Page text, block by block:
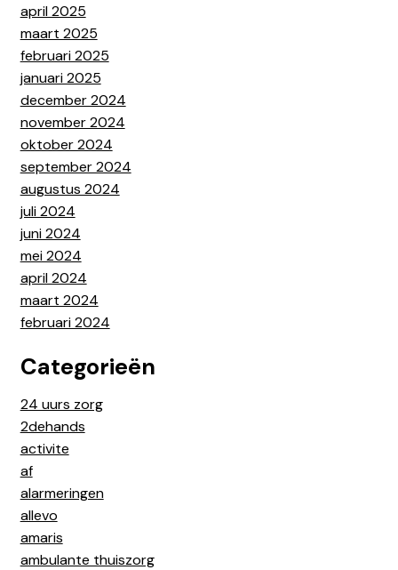
april 2025
maart 2025
februari 2025
januari 2025
december 2024
november 2024
oktober 2024
september 2024
augustus 2024
juli 2024
juni 2024
mei 2024
april 2024
maart 2024
februari 2024
Categorieën
24 uurs zorg
2dehands
activite
af
alarmeringen
allevo
amaris
ambulante thuiszorg